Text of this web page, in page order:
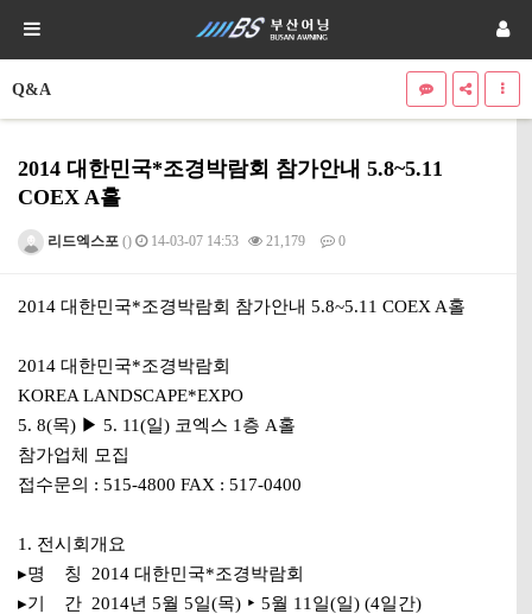
Q&A
2014 대한민국*조경박람회 참가안내 5.8~5.11
COEX A홀
리드엑스포 () 14-03-07 14:53 21,179 0
본문
2014 대한민국*조경박람회 참가안내 5.8~5.11 COEX A홀
2014 대한민국*조경박람회
KOREA LANDSCAPE*EXPO
5. 8(목) ▶ 5. 11(일) 코엑스 1층 A홀
참가업체 모집
접수문의 : 515-4800 FAX : 517-0400
1. 전시회개요
▸명 칭 2014 대한민국*조경박람회
▸기 간 2014년 5월 5일(목) ‣ 5월 11일(일) (4일간)